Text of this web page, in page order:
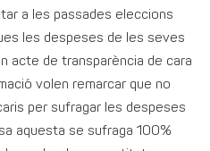
a les passades eleccions
les despeses de les seves
acte de transparència de cara
volen remarcar que no
per sufragar les despeses
aquesta se sufraga 100%